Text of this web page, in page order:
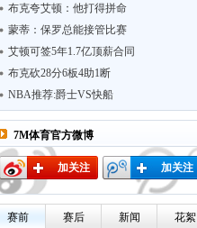
布克夸艾顿：他打得拼命
蒙蒂：保罗总能接管比赛
艾顿可签5年1.7亿顶薪合同
布克砍28分6板4助1断
NBA推荐:爵士VS快船
7M体育官方微博
加关注 加关注
赛前 赛后 新闻 花絮